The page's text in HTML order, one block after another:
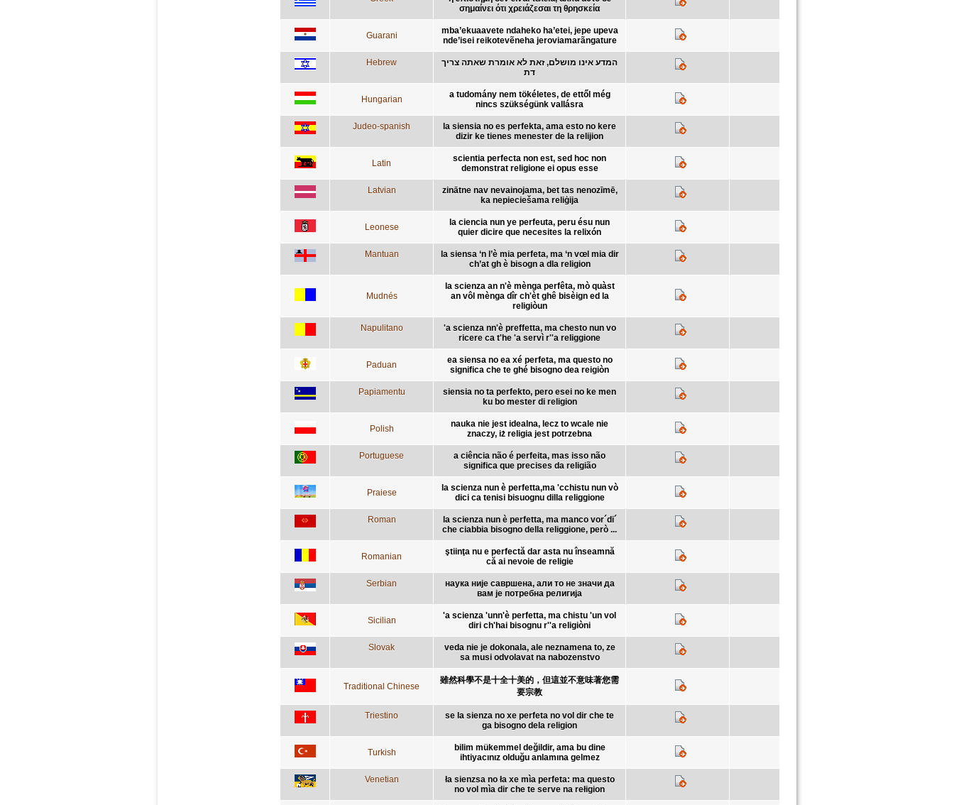
σημαίνει ότι χρειάζεσαι τη θρησκεία
Guarani
mba’ekuaavete ndaheko ha’etei, jepe upeva
nde’isei reikotevẽneha jeroviamarãngature
Hebrew
המדע אינו מושלם, זאת לא אומרת שאתה צריך
דת
Hungarian
a tudomány nem tökéletes, de ettől még
nincs szükségünk vallásra
Judeo-spanish
la siensia no es perfekta, ama esto no kere
dizir ke tienes menester de la relijion
Latin
scientia perfecta non est, sed hoc non
demonstrat religione ei opus esse
Latvian
zinātne nav nevainojama, bet tas nenozīmē,
ka nepieciešama reliģija
Leonese
la ciencia nun ye perfeuta, peru ésu nun
quier dicire que necesites la relixón
Mantuan
la siensa ‘n l’è mia perfeta, ma ‘n vœl mia dir
ch’at gh è bisogn a dla religion
Mudnés
la scienza an n'è mènga perfêta, mò quàst
an vôl mènga dîr ch'èt ghê bisèign ed la
religiòun
Napulitano
'a scienza nn'è preffetta, ma chesto nun vo
ricere ca t'he 'a servì r''a religgione
Paduan
ea siensa no ea xé perfeta, ma questo no
significa che te ghé bisogno dea reigiòn
Papiamentu
siensia no ta perfekto, pero esei no ke men
ku bo mester di religion
Polish
nauka nie jest idealna, lecz to wcale nie
znaczy, iż religia jest potrzebna
Portuguese
a ciência não é perfeita, mas isso não
significa que precises da religião
Praiese
la scienza nun è perfetta,ma 'cchistu nun vò
dici ca tenisi bisuognu dilla religgione
Roman
la scienza nun è perfetta, ma manco vor´di´
che ciabbia bisogno della religgione, però ...
Romanian
ştiinţa nu e perfectă dar asta nu înseamnă
că ai nevoie de religie
Serbian
наука није савршена, али то не значи да
вам је потребна религија
Sicilian
'a scienza 'unn'è perfetta, ma chistu 'un vol
diri ch'hai bisognu r''a religiòni
Slovak
veda nie je dokonala, ale neznamena to, ze
sa musi odvolavat na nabozenstvo
Traditional Chinese
雖然科學不是十全十美的，但這並不意味著您需
要宗教
Triestino
se la sienza no xe perfeta no vol dir che te
ga bisogno dela religion
Turkish
bilim mükemmel değildir, ama bu dine
ihtiyacınız olduğu anlamına gelmez
Venetian
ła sienzsa no ła xe mìa perfeta: ma questo
no vol mìa dir che te serve na rełigion